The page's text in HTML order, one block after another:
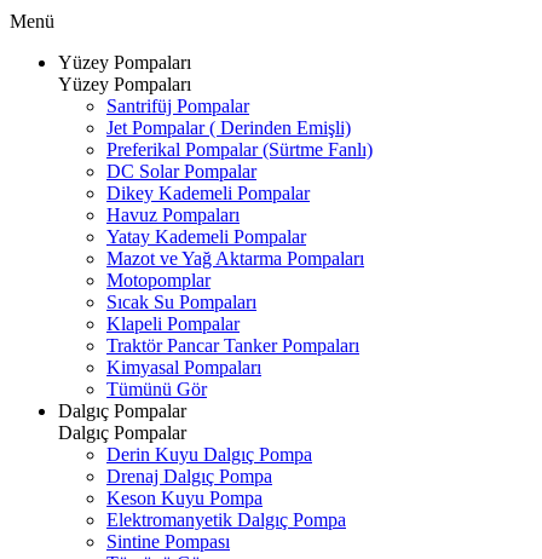
Menü
Yüzey Pompaları
Yüzey Pompaları
Santrifüj Pompalar
Jet Pompalar ( Derinden Emişli)
Preferikal Pompalar (Sürtme Fanlı)
DC Solar Pompalar
Dikey Kademeli Pompalar
Havuz Pompaları
Yatay Kademeli Pompalar
Mazot ve Yağ Aktarma Pompaları
Motopomplar
Sıcak Su Pompaları
Klapeli Pompalar
Traktör Pancar Tanker Pompaları
Kimyasal Pompaları
Tümünü Gör
Dalgıç Pompalar
Dalgıç Pompalar
Derin Kuyu Dalgıç Pompa
Drenaj Dalgıç Pompa
Keson Kuyu Pompa
Elektromanyetik Dalgıç Pompa
Sintine Pompası